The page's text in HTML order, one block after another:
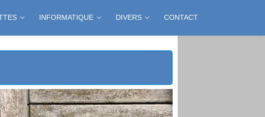
INFORMATIQUE DIVERS CONTACT